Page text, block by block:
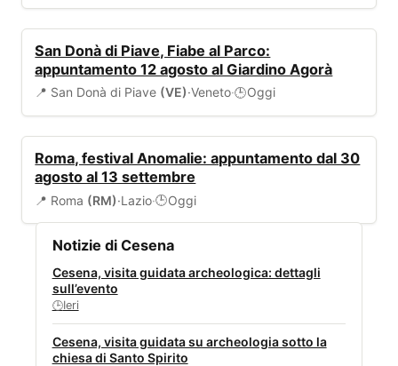
San Donà di Piave, Fiabe al Parco:
appuntamento 12 agosto al Giardino Agorà
📍 San Donà di Piave (VE)·Veneto·🕒Oggi
Roma, festival Anomalie: appuntamento dal 30
agosto al 13 settembre
📍 Roma (RM)·Lazio·🕒Oggi
Notizie di Cesena
Cesena, visita guidata archeologica: dettagli
sull’evento
🕒Ieri
Cesena, visita guidata su archeologia sotto la
chiesa di Santo Spirito